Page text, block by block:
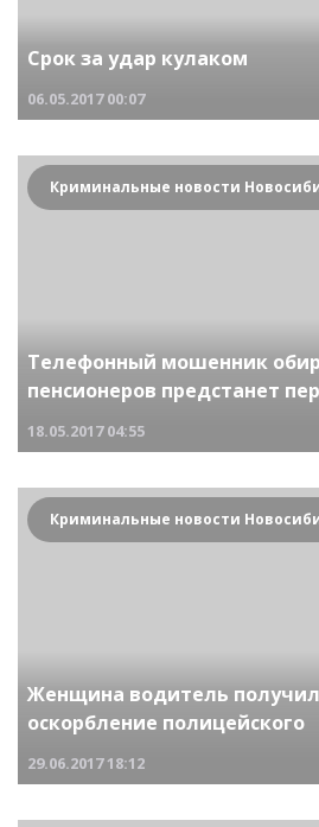
Срок за удар кулаком
06.05.2017 00:07
Телефонный мошенник
пенсионеров предстанет
18.05.2017 04:55
Женщина водитель
оскорбление полицейского
29.06.201718:12